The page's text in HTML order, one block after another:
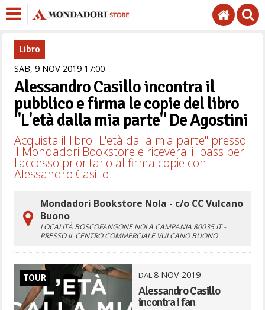
Libro
SAB,9 NOV 2019 1700
Alessandro Casillo incontra il
pubblico e firma le copie del libro
"L'età dalla mia parte" De Agostini
Acquista il libro "L'età dalla mia parte" presso
il Mondadori Bookstore e riceverai il pass per
l'accesso prioritario al firma copie con
Alessandro Casillo
Mondadori Bookstore Nola - c/o CC Vulcano
Buono
LOCALITÀ BOSCOFANGONENOLA CAMPANIA 80035 IT -
PRESSO IL CENTRO COMMERCIALE VULCANO BUONO
TOUR DAL8 NOV 2019
Alessandro Casillo
incontra i fan